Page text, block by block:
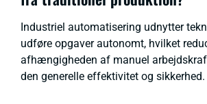
Industriel automatisering udnytter
udføre opgaver autonomt, hvilket
afhængigheden af manuel
den generelle effektivitet og sikkerhed.